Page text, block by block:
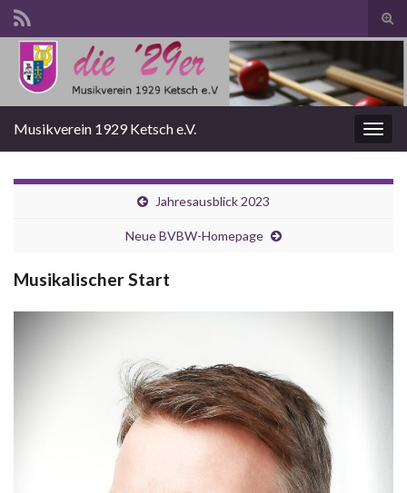
Search for:
Musikverein 1929 Ketsch e.V.
Jahresausblick 2023
Neue BVBW-Homepage
Musikalischer Start